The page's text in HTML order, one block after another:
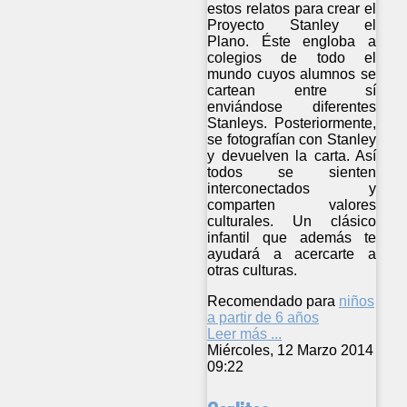
estos relatos para crear el
Proyecto Stanley el
Plano. Éste engloba a
colegios de todo el
mundo cuyos alumnos se
cartean entre sí
enviándose diferentes
Stanleys. Posteriormente,
se fotografían con Stanley
y devuelven la carta. Así
todos se sienten
interconectados y
comparten valores
culturales. Un clásico
infantil que además te
ayudará a acercarte a
otras culturas.
Recomendado para niños
a partir de 6 años
Leer más ...
Miércoles, 12 Marzo 2014
09:22